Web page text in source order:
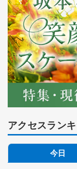
アクセスラン
今日